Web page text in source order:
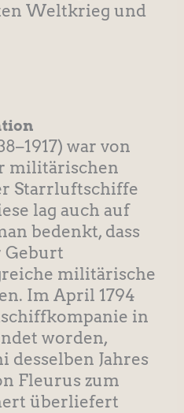
Weltkrieg und
war von
militärischen
Starrluftschiffe
lag auch auf
bedenkt, dass
Geburt
militärische
Im April 1794
in
worden,
desselben Jahres
Fleurus zum
überliefert